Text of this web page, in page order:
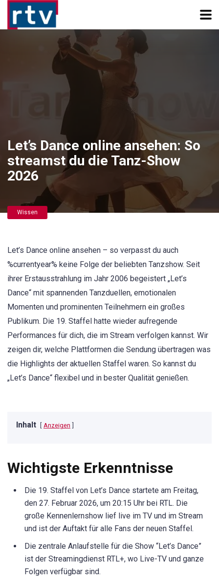
Let’s Dance online ansehen: So
streamst du die Tanz-Show
2026
Wissen
Let’s Dance online ansehen – so verpasst du auch
%currentyear% keine Folge der beliebten Tanzshow. Seit
ihrer Erstausstrahlung im Jahr 2006 begeistert „Let’s
Dance“ mit spannenden Tanzduellen, emotionalen
Momenten und prominenten Teilnehmern ein großes
Publikum. Die 19. Staffel hatte wieder aufregende
Performances für dich, die im Stream verfolgen kannst. Wir
zeigen dir, welche Plattformen die Sendung übertragen was
die Highlights der aktuellen Staffel waren. So kannst du
„Let’s Dance“ flexibel und in bester Qualität genießen.
Inhalt Anzeigen
Wichtigste Erkenntnisse
Die 19. Staffel von Let’s Dance startete am Freitag,
den 27. Februar 2026, um 20:15 Uhr bei RTL. Die
große Kennenlernshow lief live im TV und im Stream
und ist der Auftakt für alle Fans der neuen Staffel.
Die zentrale Anlaufstelle für die Show “Let’s Dance”
ist der Streamingdienst RTL+, wo Live-TV und ganze
Folgen verfügbar sind.